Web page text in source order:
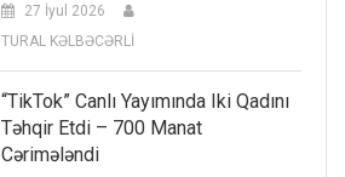
27 İyul 2026
TURAL KƏLBƏCƏRLİ
“TikTok” Canlı Yayımında Iki Qadını
Təhqir Etdi – 700 Manat
Cərimələndi